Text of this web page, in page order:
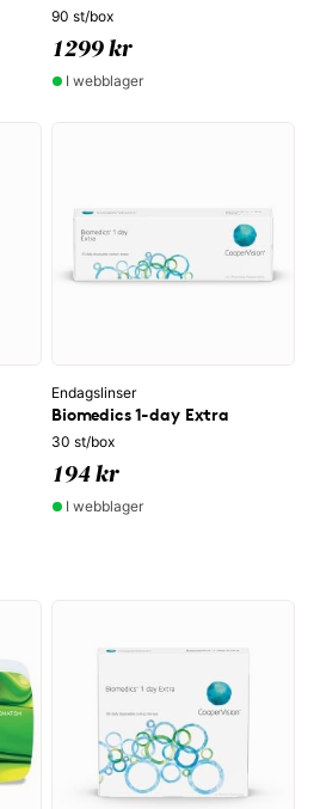
90 st/box
1299 kr
I webblager
Endagslinser
Biomedics 1-day Extra
30 st/box
194 kr
I webblager